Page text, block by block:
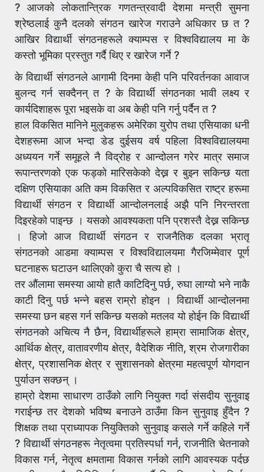
? आजको लोकतान्त्रिक गणतन्त्रवादी देशमा मन्त्री सुमना
श्रेष्ठलाई कुनै दलको संगठन खारेज गराउने अधिकार छ त ?
आखिर विद्यार्थी संगठनहरूले क्याम्पस र विश्वविद्यालय मा के
कस्तो भूमिका प्रस्तुत गर्दै थिए र खारेज गर्ने ?
के विद्यार्थी संगठनले आगामी दिनमा केही पनि परिवर्तनका आवाज
बुलन्द गर्न सक्दैनन् त ? के विद्यार्थी संगठनका भावी लक्ष्य र
कार्यदिशाहरू पूरा भइसके वा अब केही पनि गर्नु पर्दैन त ?
हाल विकसित मानिने मुलुकहरू अमेरिका युरोप तथा एसियाका धनी
देशहरूमा आज भन्दा डेड दुईसय वर्ष पहिला विश्वविद्यालयमा
अध्ययन गर्ने समूहले नै विद्रोह र आन्दोलन गरेर मात्र समाज
रूपान्तरणको एक फड्को मारिसकेको देख्न र बुझ्न सकिन्छ यता
दक्षिण एसियाका अति कम विकसित र अल्पविकसित राष्ट्र हरूमा
विद्यार्थी संगठन र विद्यार्थी आन्दोलनलाई अझै पनि निरन्तरता
दिइरहेको पाइन्छ । यसको आवश्यकता पनि प्रशस्तै देख्न सकिन्छ
। हिजो आज विद्यार्थी संगठन र राजनैतिक दलका भ्रातृ
संगठनको आडमा क्याम्पस र विश्वविद्यालयमा गैरजिम्मेवार पूर्ण
घटनाहरू घटाउन थालिएको कुरा चै सत्य हो ।
तर औंलामा समस्या आयो हातै काटिदिनु पर्छ, रुघा लाग्यो भने नाकै
काटी दिनु पर्छ भन्ने बहस राम्रो होइन । विद्यार्थी आन्दोलनमा
समस्या छन बहस गर्न सकिन्छ यसको मतलव यो होईन कि विद्यार्थी
संगठनको अचित्य नै छैन, विद्यार्थीहरूले हाम्रा सामाजिक क्षेत्र,
आर्थिक क्षेत्र, वातावरणीय क्षेत्र, वैदेशिक नीति, श्रम रोजगारीका
क्षेत्र, प्रशासनिक क्षेत्र र सुशासनको क्षेत्रमा महत्वपूर्ण योगदान
पुर्याउन सक्छन् ।
हाम्रो देशमा साधारण ठाउँको लागि नियुक्त गर्दा संसदीय सुनुवाइ
गराईन्छ तर देशको भविष्य बनाउने ठाउँमा किन सुनुवाइ हुँदैन ?
शिक्षक तथा प्राध्यापक नियुक्तिको सुनुवाइ कसले गर्ने कहिले गर्ने
? विद्यार्थी संगठनहरू नेतृत्वमा प्रतिस्पर्धा गर्न, राजनीति चेतनाको
विकास गर्न, नेतृत्व क्षमतामा विकास गर्नको लागि आवस्यक पर्दछ